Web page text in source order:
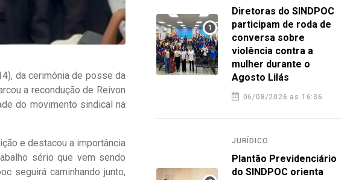
da cerimónia de posse da
a recondução de Reivon
do movimento sindical na
e destacou a importância
sério que vem sendo
seguirá caminhando junto,
Diretoras do SINDPOC
participam de roda de
conversa sobre
violência contra a
mulher durante o
Agosto Lilás
06/08/2026 as 16:36
JURÍDICO
Plantão Previdenciário
do SINDPOC orienta